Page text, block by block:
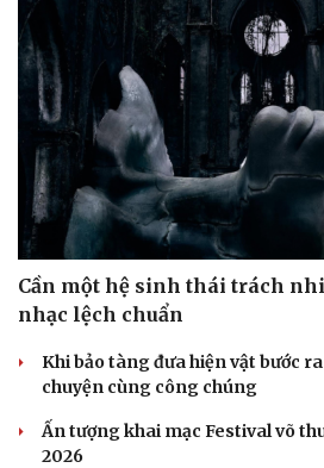
Cần một hệ sinh thái trách
nhạc lệch chuẩn
Khi bảo tàng đưa hiện vật bước
chuyện cùng công chúng
Ấn tượng khai mạc Festival võ
2026